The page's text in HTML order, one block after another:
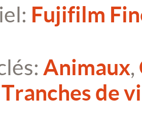
Fujifilm
Animaux,
Tranches de